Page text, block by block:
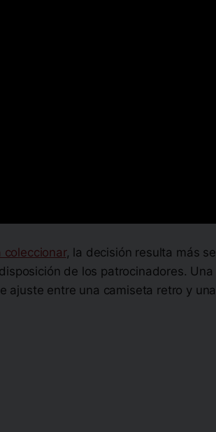
coleccionar, la decisión resulta más
de los patrocinadores. Una
ajuste entre una camiseta retro y